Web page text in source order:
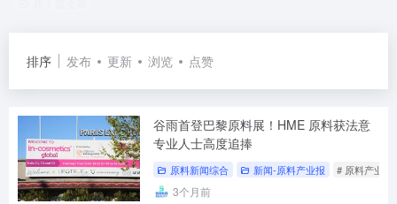
排序 发布 更新 浏览 点赞
谷雨首登巴黎原料展！HME 原料获法意
专业人士高度追捧
原料新闻综合 新闻-原料产业报 # 原料产业报
3个月前